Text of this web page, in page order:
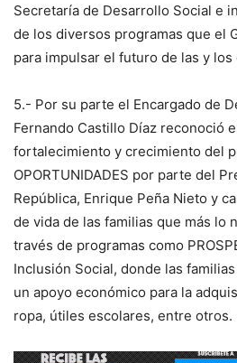
Secretaría de Desarrollo Social e
de los diversos programas que el
para impulsar el futuro de las y los
5.- Por su parte el Encargado de
Fernando Castillo Díaz reconoció
fortalecimiento y crecimiento del
OPORTUNIDADES por parte del
República, Enrique Peña Nieto y
de vida de las familias que más lo
través de programas como
Inclusión Social, donde las
un apoyo económico para la
ropa, útiles escolares, entre otros.